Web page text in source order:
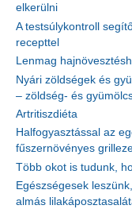
elkerülni
A testsúlykontroll
recepttel
Lenmag
Nyári zöldségek és
– zöldség- és
Artritiszdiéta
Halfogyasztással az
fűszernövényes
Több okot is tudunk,
Egészségesek
almás